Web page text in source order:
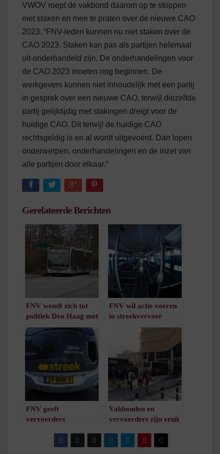
VWOV roept de vakbond daarom op te stoppen
met staken en mee te praten over de nieuwe CAO
2023. “FNV-leden kunnen nu niet staken over de
CAO 2023. Staken kan pas als partijen helemaal
uit-onderhandeld zijn. De onderhandelingen voor
de CAO 2023 moeten nog beginnen. De
werkgevers kunnen niet inhoudelijk met een partij
in gesprek over een nieuwe CAO, terwijl diezelfde
partij gelijktijdig met stakingen dreigt voor de
huidige CAO. Dit terwijl de huidige CAO
rechtsgeldig is en al wordt uitgevoerd. Dan lopen
onderwerpen, onderhandelingen en de inzet van
alle partijen door elkaar.”
Gerelateerde Berichten
FNV wendt zich tot
politiek Den Haag met
witboek en manifest
Streekvervoer, dag na
nieuwe gesprekken
met werkgevers
minuut leestijd
FNV wil actie voeren
in streekvervoer
minuut leestijd
FNV geeft
vervoerders
minuut leestijd
Vakbonden en
vervoerders zijn eruit